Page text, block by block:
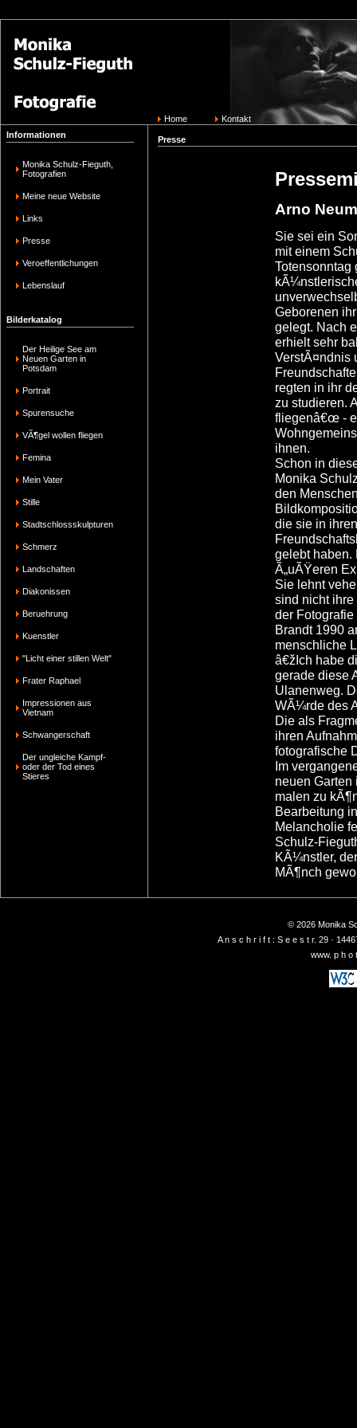
Home
Kontakt
Informationen
Monika Schulz-Fieguth,
Fotografien
Meine neue Website
Links
Presse
Veroeffentlichungen
Lebenslauf
Bilderkatalog
Der Heilige See am
Neuen Garten in
Potsdam
Portrait
Spurensuche
VÃ¶gel wollen fliegen
Femina
Mein Vater
Stille
Stadtschlossskulpturen
Schmerz
Landschaften
Diakonissen
Beruehrung
Kuenstler
"Licht einer stillen Welt"
Frater Raphael
Impressionen aus
Vietnam
Schwangerschaft
Der ungleiche Kampf-
oder der Tod eines
Stieres
Presse
Arno
Sie sei ein
mit einem
Totensonntag
Geborenen
gelegt. Nach
erhielt sehr
VerstÃ¤ndnis
regten in ihr
zu studieren.
fliegenâ€œ -
ihnen.
Schon in
Monika
den
die sie in
gelebt haben.
Ã„uÃŸeren
Sie lehnt
sind nicht
der
Brandt 1990
menschliche
â€žIch habe
gerade diese
Ulanenweg.
WÃ¼rde des
Die als
ihren
fotografische
Im
neuen
malen zu
Bearbeitung
Melancholie
Schulz-
KÃ¼nstler,
MÃ¶nch
© 2026 Monika
A n s c h r i f t : S e e s t r. 29 ·
www. p h o